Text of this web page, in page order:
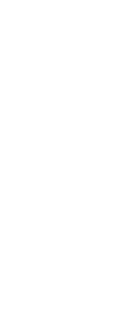
之
責
司
查